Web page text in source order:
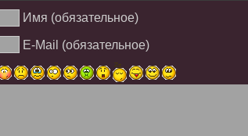
Имя (обязательное)
E-Mail (обязательное)